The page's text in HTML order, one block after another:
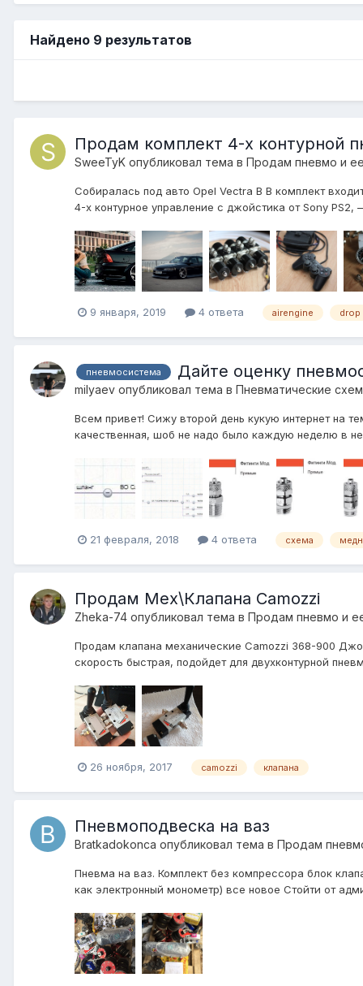
Найдено 9 результатов
Продам комплект 4-х контурной
SweeTyK опубликовал тема в Продам пневмо и
Собиралась под авто Opel Vectra B В комплект
4-х контурное управление с джойстика от Sony
9 января, 2019 4 ответа airengine drop
пневмосистема Дайте оценку
milyaev опубликовал тема в Пневматические
Всем привет! Сижу второй день кукую интернет на
качественная, шоб не надо было каждую неделю в
21 февраля, 2018 4 ответа схема
Продам Мех\Клапана Camozzi
Zheka-74 опубликовал тема в Продам пневмо и
Продам клапана механические Camozzi 368-900
скорость быстрая, подойдет для двухконтурной
26 ноября, 2017 camozzi клапана
Пневмоподвеска на ваз
Bratkadokonca опубликовал тема в Продам
Пневма на ваз. Комплект без компрессора блок
как электронный монометр) все новое Стойти от